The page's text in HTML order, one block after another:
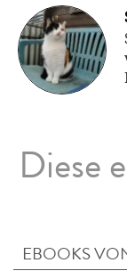
Diese
EBOOKS